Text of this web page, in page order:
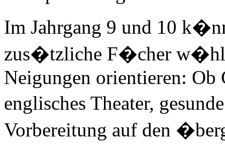
Im Jahrgang 9 und 10
zus�tzliche F�cher
Neigungen orientieren:
englisches Theater,
Vorbereitung auf den